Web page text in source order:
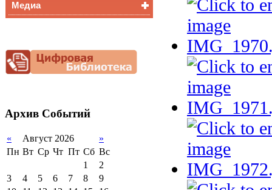
Снижение
документационной
нагрузки
Медиа
Архив Событий
« Август 2026
»
Пн Вт Ср Чт Пт Сб Вс
1
2
3
4 5 6 7 8
9